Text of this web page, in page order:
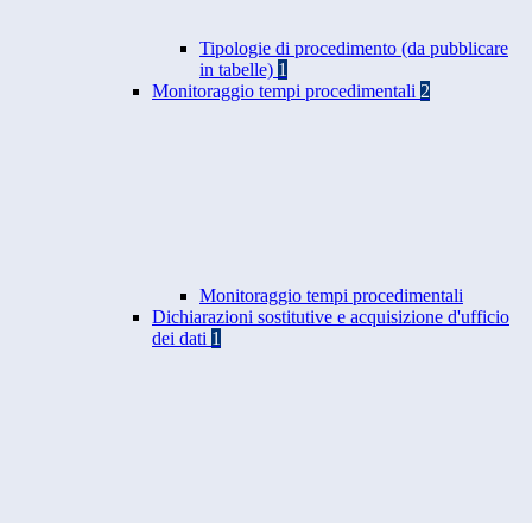
Tipologie di procedimento (da pubblicare
in tabelle) 1
Monitoraggio tempi procedimentali 2
Monitoraggio tempi procedimentali
Dichiarazioni sostitutive e acquisizione d'ufficio
dei dati 1